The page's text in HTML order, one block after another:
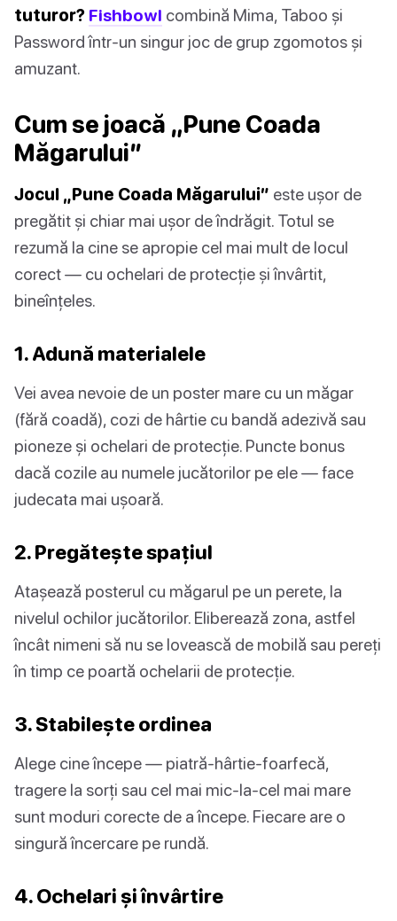
tuturor? Fishbowl combină Mima, Taboo și
Password într-un singur joc de grup zgomotos și
amuzant.
Cum se joacă „Pune Coada
Măgarului”
Jocul „Pune Coada Măgarului” este ușor de
pregătit și chiar mai ușor de îndrăgit. Totul se
rezumă la cine se apropie cel mai mult de locul
corect — cu ochelari de protecție și învârtit,
bineînțeles.
1. Adună materialele
Vei avea nevoie de un poster mare cu un măgar
(fără coadă), cozi de hârtie cu bandă adezivă sau
pioneze și ochelari de protecție. Puncte bonus
dacă cozile au numele jucătorilor pe ele — face
judecata mai ușoară.
2. Pregătește spațiul
Atașează posterul cu măgarul pe un perete, la
nivelul ochilor jucătorilor. Eliberează zona, astfel
încât nimeni să nu se lovească de mobilă sau pereți
în timp ce poartă ochelarii de protecție.
3. Stabilește ordinea
Alege cine începe — piatră-hârtie-foarfecă,
tragere la sorți sau cel mai mic-la-cel mai mare
sunt moduri corecte de a începe. Fiecare are o
singură încercare pe rundă.
4. Ochelari și învârtire